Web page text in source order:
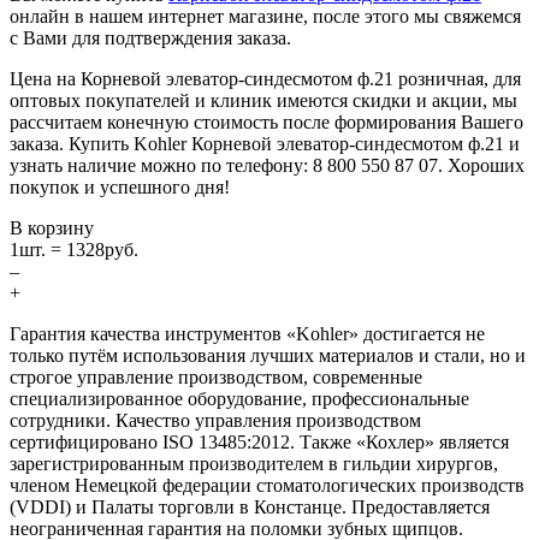
онлайн в нашем интернет магазине, после этого мы свяжемся
с Вами для подтверждения заказа.
Цена на Корневой элеватор-синдесмотом ф.21 розничная, для
оптовых покупателей и клиник имеются скидки и акции, мы
рассчитаем конечную стоимость после формирования Вашего
заказа. Купить Kohler Корневой элеватор-синдесмотом ф.21 и
узнать наличие можно по телефону: 8 800 550 87 07. Хороших
покупок и успешного дня!
В корзину
1шт. = 1328руб.
–
+
Гарантия качества инструментов «Kohler» достигается не
только путём использования лучших материалов и стали, но и
строгое управление производством, современные
специализированное оборудование, профессиональные
сотрудники. Качество управления производством
сертифицировано ISO 13485:2012. Также «Кохлер» является
зарегистрированным производителем в гильдии хирургов,
членом Немецкой федерации стоматологических производств
(VDDI) и Палаты торговли в Констанце. Предоставляется
неограниченная гарантия на поломки зубных щипцов.